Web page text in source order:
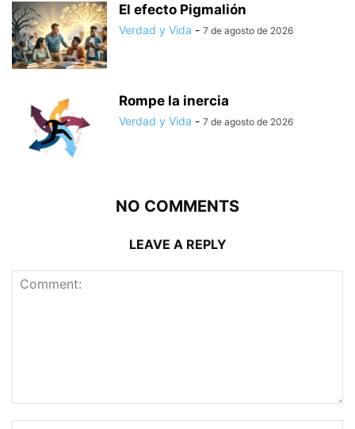
El efecto Pigmalión
Verdad y Vida - 7 de agosto de 2026
Rompe la inercia
Verdad y Vida - 7 de agosto de 2026
NO COMMENTS
LEAVE A REPLY